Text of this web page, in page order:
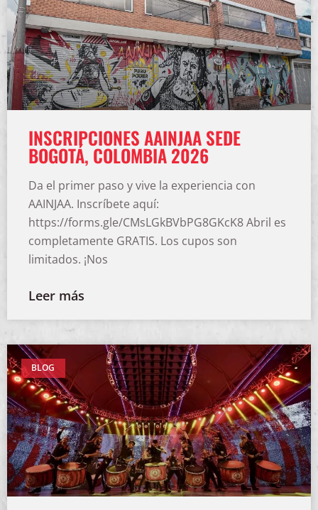
INSCRIPCIONES AAINJAA SEDE
BOGOTÁ, COLOMBIA 2026
Da el primer paso y vive la experiencia con
AAINJAA. Inscríbete aquí:
https://forms.gle/CMsLGkBVbPG8GKcK8 Abril es
completamente GRATIS. Los cupos son
limitados. ¡Nos
Leer más
BLOG